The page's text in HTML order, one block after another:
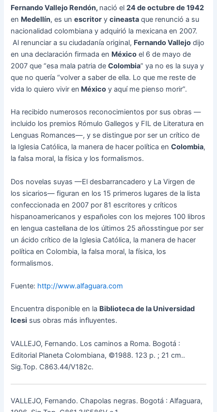
Fernando Vallejo Rendón, nació el24 de octubre de 1942
en Medellín, es unescritor ycineasta que renunció a su
nacionalidad colombiana y adquirió la mexicana en 2007.
Al renunciar a su ciudadanía original, Fernando Vallejo dijo
en una declaración firmada en México el 6 de mayo de
2007 que “esa mala patria deColombia” ya no es la suya y
que no quería “volver a saber de ella. Lo que me reste de
vida lo quiero vivir en México y aquí me pienso morir”.
Ha recibido numerosos reconocimientos por sus obras —
incluido los premios Rómulo Gallegos y FIL de Literatura en
Lenguas Romances—, y se distingue por ser un crítico de
la Iglesia Católica, la manera de hacer política enColombia,
la falsa moral, la física y los formalismos.
Dos novelas suyas —El desbarrancadero y La Virgen de
los sicarios— figuran en los 15 primeros lugares de la lista
confeccionada en 2007 por 81 escritores y críticos
hispanoamericanos y españoles con los mejores 100 libros
en lengua castellana de los últimos 25 añosstingue por ser
un ácido crítico de la Iglesia Católica, la manera de hacer
política en Colombia, la falsa moral, la física, los
formalismos.
Fuente: http://www.alfaguara.com
Encuentra disponible en la Biblioteca de la Universidad
Icesi sus obras más influyentes.
VALLEJO, Fernando. Los caminos a Roma. Bogotá :
Editorial Planeta Colombiana, ©1988. 123 p. ; 21 cm..
Sig.Top. C863.44/V182c.
VALLEJO, Fernando. Chapolas negras. Bogotá : Alfaguara,